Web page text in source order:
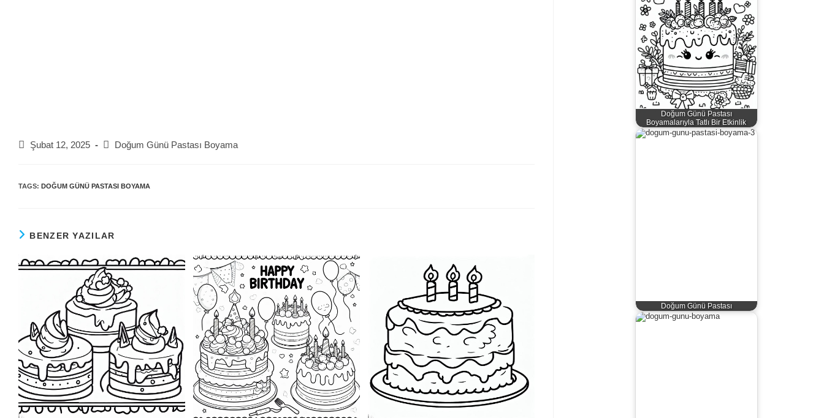
PostŞubat 12, 2025
PostDoğum Günü Pastası Boyama
TAGS: DOĞUM GÜNÜ PASTASI BOYAMA
BENZER YAZILAR
Doğum Günü Pastası
Boyamalarıyla Tatlı Bir Etkinlik
Doğum Günü Pastası